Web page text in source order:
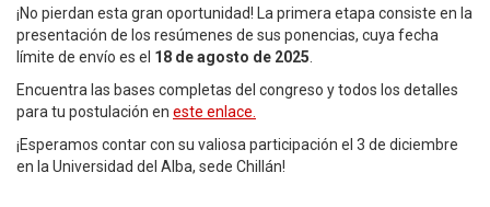
¡No pierdan esta gran oportunidad! La primera etapa consiste en la
presentación de los resúmenes de sus ponencias, cuya fecha
límite de envío es el 18 de agosto de 2025
Encuentra las bases completas del congreso y todos los detalles
para tu postulación en este enlace.
¡Esperamos contar con su valiosa participación el 3 de diciembre
en la Universidad del Alba, sede Chillán!